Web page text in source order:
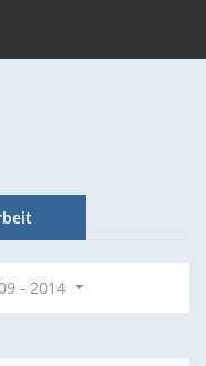
- 2014